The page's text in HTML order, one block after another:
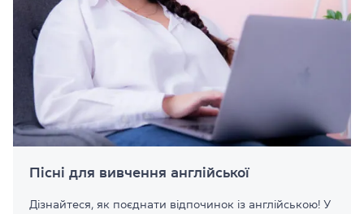
Пісні для вивчення англійської
Дізнайтеся, як поєднати відпочинок із англійською! У